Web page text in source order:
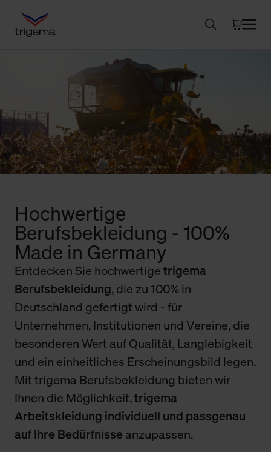
Hochwertige
Berufsbekleidung - 100%
Made in Germany
Entdecken Sie hochwertigetrigema
Berufsbekleidung, die zu 100% in
Deutschland gefertigt wird - für
Unternehmen, Institutionen und Vereine, die
besonderen Wert auf Qualität, Langlebigkeit
und ein einheitliches Erscheinungsbild legen.
Mit trigema Berufsbekleidung bieten wir
Ihnen die Möglichkeit,trigema
Arbeitskleidung individuell und passgenau
auf Ihre Bedürfnisse anzupassen.